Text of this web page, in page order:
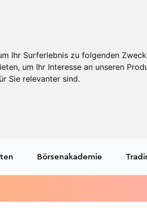
Ihr Surferlebnis zu folgenden
, um Ihr Interesse an unseren
Sie relevanter sind.
Börsenakademie